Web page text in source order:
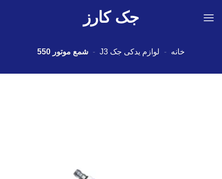
جک کارز
خانه - لوازم یدکی جک J3 - شمع موتور 550